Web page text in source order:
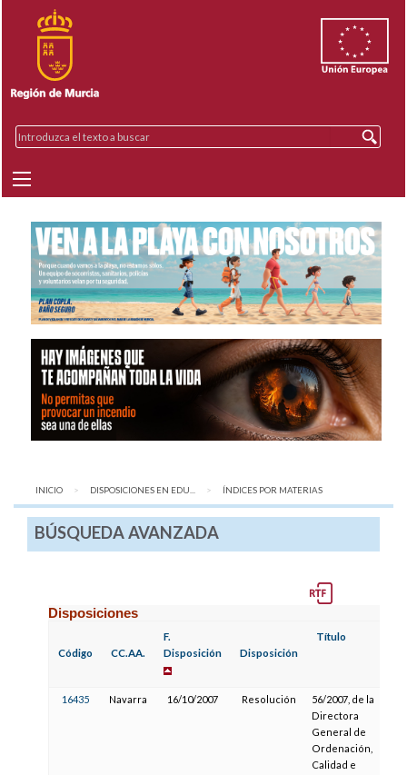
INICIO DISPOSICIONES EN EDU... AQUÍ:
ÍNDICES POR MATERIAS
BÚSQUEDA AVANZADA
Disposiciones
Código CC.AA.
F.
Disposición
Disposición
Título
16435 Navarra 16/10/2007 Resolución
56/2007, de la
Directora
General de
Ordenación,
Calidad e